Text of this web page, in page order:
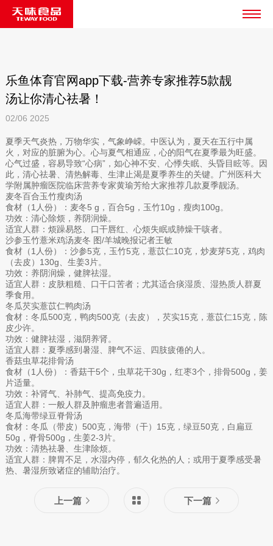
乐鱼体育官网app下载-营养专家推荐5款靓
汤让你清心祛暑！
02/06 2025
夏季天气炎热，万物华实，气象峥嵘。中医认为，夏天在五行中属
火，对应的脏腑为心。心与夏气相通应，心的阳气在夏季最为旺盛。
心气过盛，容易导致“心病”，如心神不安、心悸失眠、头昏目眩等。因
此，清心祛暑、清热解毒、生津止渴是夏季养生的关键。广州医科大
学附属肿瘤医院临床营养专家黄瑜芳给大家推荐几款夏季靓汤。
麦冬百合玉竹瘦肉汤
食材（1人份）：麦冬5 g，百合5g，玉竹10g，瘦肉100g。
功效：清心除烦，养阴润燥。
适宜人群：烦躁易怒、口干唇红、心烦失眠或肺燥干咳者。
沙参玉竹薏米鸡汤麦冬 图/羊城晚报记者王敏
食材（1人份）：沙参5克，玉竹5克，薏苡仁10克，炒麦芽5克，鸡肉
（去皮）130g、生姜3片。
功效：养阴润燥，健脾祛湿。
适宜人群：皮肤粗糙、口干口苦者；尤其适合痰湿质、湿热质人群夏
季食用。
冬瓜芡实薏苡仁鸭肉汤
食材：冬瓜500克，鸭肉500克（去皮），芡实15克，薏苡仁15克，陈
皮少许。
功效：健脾祛湿，滋阴养肾。
适宜人群：夏季感到暑湿、脾气不运、四肢疲倦的人。
香菇虫草花排骨汤
食材（1人份）：香菇干5个，虫草花干30g，红枣3个，排骨500g，姜
片适量。
功效：补肾气、补肺气、提高免疫力。
适宜人群：一般人群及肿瘤患者普遍适用。
冬瓜海带绿豆脊骨汤
食材：冬瓜（带皮）500克，海带（干）15克，绿豆50克，白扁豆
50g，脊骨500g，生姜2-3片。
功效：清热祛暑、生津除烦。
适宜人群：脾胃不足，水湿内停，郁久化热的人；或用于夏季感受暑
热、暑湿所致诸症的辅助治疗。
上一篇 下一篇